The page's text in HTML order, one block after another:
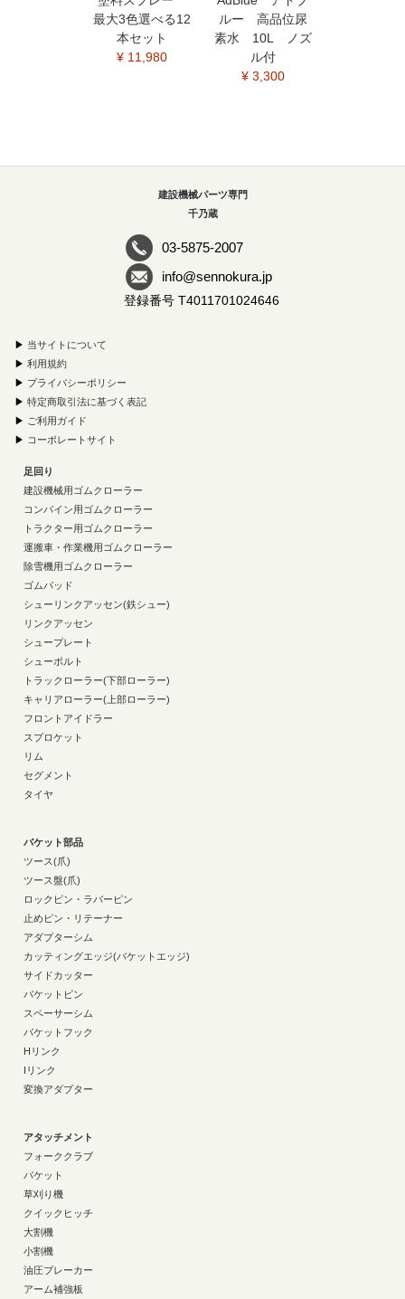
最大3色選べる12
本セット
¥ 11,980
ルー 高品位尿
素水 10L ノズ
ル付
¥ 3,300
建設機械パーツ専門
千乃蔵
03-5875-2007
info@sennokura.jp
登録番号 T4011701024646
▶ 当サイトについて
▶ 利用規約
▶ プライバシーポリシー
▶ 特定商取引法に基づく表記
▶ ご利用ガイド
▶ コーポレートサイト
足回り
建設機械用ゴムクローラー
コンバイン用ゴムクローラー
トラクター用ゴムクローラー
運搬車・作業機用ゴムクローラー
除雪機用ゴムクローラー
ゴムパッド
シューリンクアッセン(鉄シュー)
リンクアッセン
シュープレート
シューボルト
トラックローラー(下部ローラー)
キャリアローラー(上部ローラー)
フロントアイドラー
スプロケット
リム
セグメント
タイヤ
バケット部品
ツース(爪)
ツース盤(爪)
ロックピン・ラバーピン
止めピン・リテーナー
アダプターシム
カッティングエッジ(バケットエッジ)
サイドカッター
バケットピン
スペーサーシム
バケットフック
Hリンク
Iリンク
変換アダプター
アタッチメント
フォーククラブ
バケット
草刈り機
クイックヒッチ
大割機
小割機
油圧ブレーカー
アーム補強板